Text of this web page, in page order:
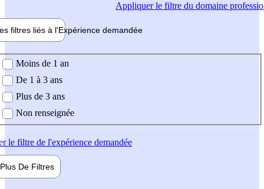
Appliquerle filtre du domaine
filtres liés à l'Expérience demandée
demandée
Moins de 1 an
De 1 à 3 ans
Plus de 3 ans
Non renseignée
le filtre de l'expérience demandée
Plus De Filtres